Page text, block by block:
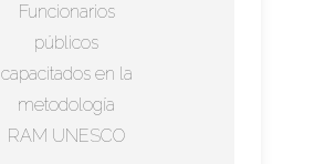
Funcionarios
públicos
capacitados en la
metodología
RAM UNESCO